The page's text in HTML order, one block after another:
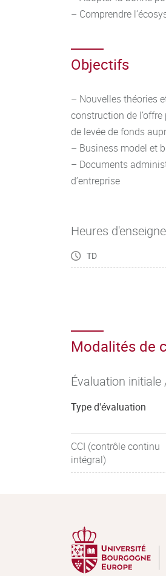
– Comprendre
Objectifs
– Nouvelles théories
construction de
de levée de fonds
– Business model et
– Documents
d’entreprise
Heures
TD
Modalités de
Évaluation
Type d'évaluation
CCI (contrôle continu
intégral)